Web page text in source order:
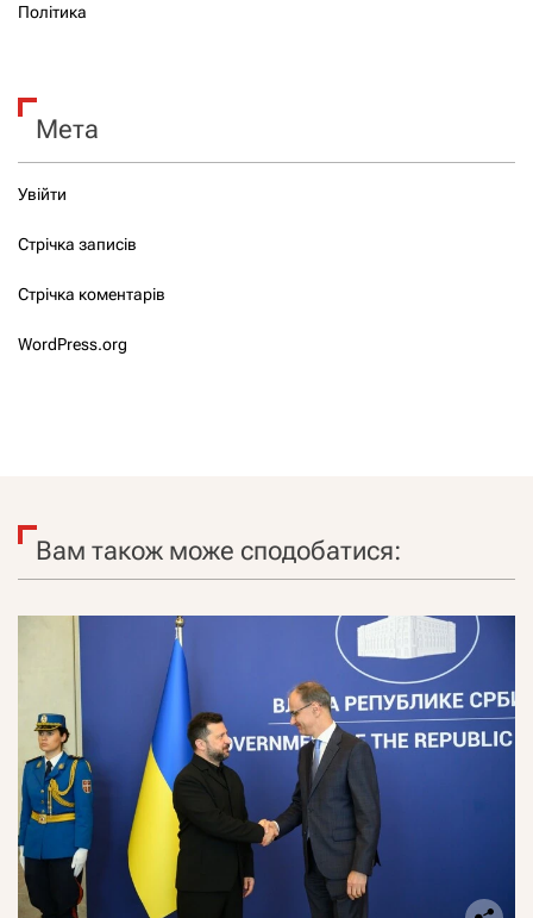
Політика
Мета
Увійти
Стрічка записів
Стрічка коментарів
WordPress.org
Вам також може сподобатися: